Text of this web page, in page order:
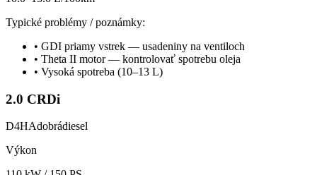
Typické problémy / poznámky:
• GDI priamy vstrek — usadeniny na ventiloch
• Theta II motor — kontrolovať spotrebu oleja
• Vysoká spotreba (10–13 L)
2.0 CRDi
D4HAdobrádiesel
Výkon